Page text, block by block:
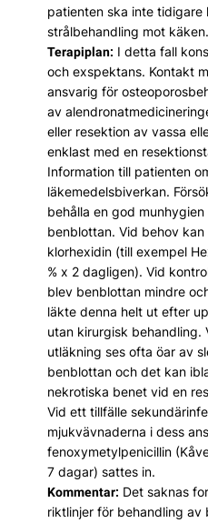
patienten ska inte tidigare
strålbehandling mot käken.
Terapiplan: I detta fall
och exspektans. Kontakt
ansvarig för
av
eller resektion av vassa
enklast med en
Information till patienten
läkemedelsbiverkan.
behålla en god
benblottan. Vid behov
klorhexidin (till exempel
% x 2 dagligen). Vid
blev benblottan mindre
läkte denna helt ut efter
utan kirurgisk behandling.
utläkning ses ofta öar av
benblottan och det kan
nekrotiska benet vid en
Vid ett tillfälle
mjukvävnaderna i dess
fenoxymetylpenicillin
7 dagar) sattes in.
Kommentar: Det saknas
riktlinjer för behandling av